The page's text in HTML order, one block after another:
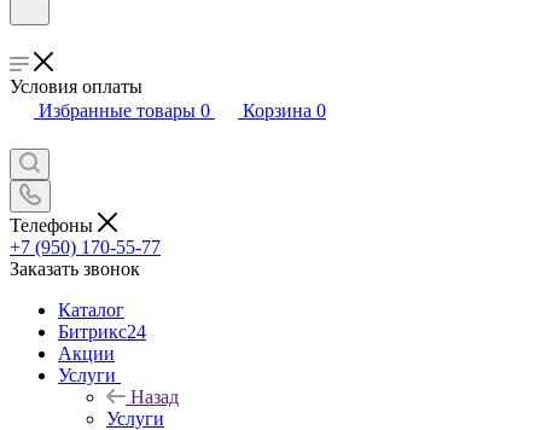
Условия оплаты
Избранные товары 0 Корзина 0
Телефоны
+7 (950) 170-55-77
Заказать звонок
Каталог
Битрикс24
Акции
Услуги
Назад
Услуги